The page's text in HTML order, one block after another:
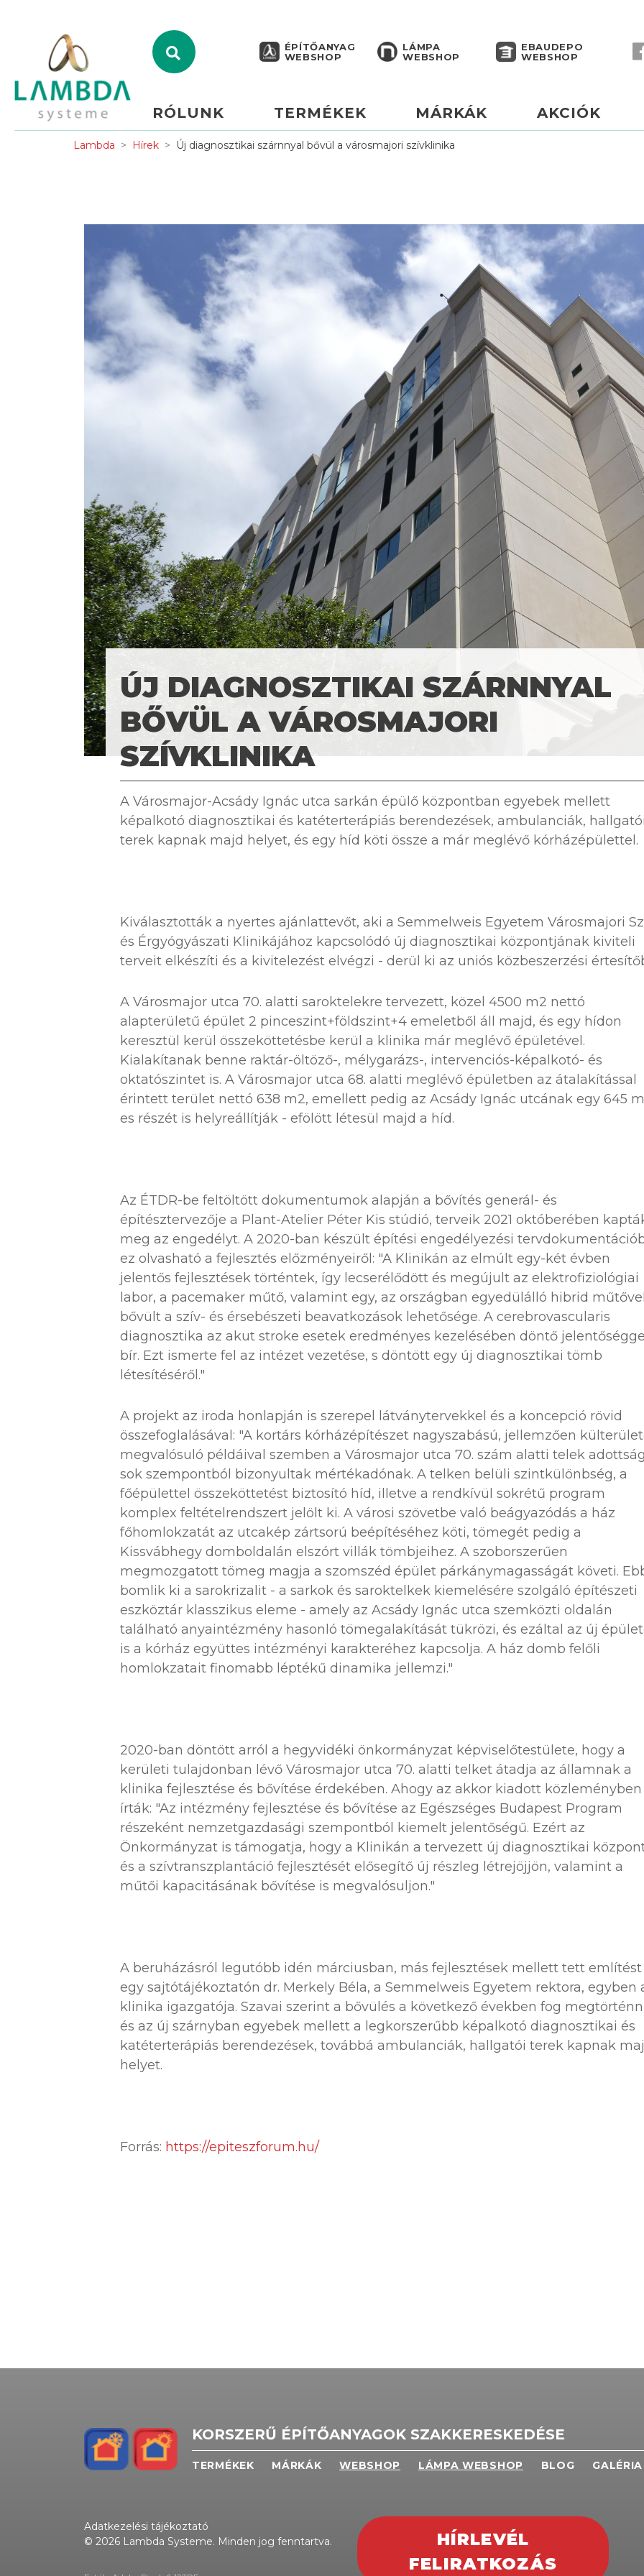
ÉPÍTŐANYAG
WEBSHOP
LÁMPA
WEBSHOP
EBAUDEPO
WEBSHOP
RÓLUNK TERMÉKEK MÁRKÁK AKCIÓK
Lambda Hírek Új diagnosztikai szárnnyal bővül a városmajori szívklinika
ÚJ DIAGNOSZTIKAI SZÁRNNYAL
BŐVÜL A VÁROSMAJORI
SZÍVKLINIKA
A Városmajor-Acsády Ignác utca sarkán épülő központban egyebek mellett
képalkotó diagnosztikai és katéterterápiás berendezések, ambulanciák,
terek kapnak majd helyet, és egy híd köti össze a már meglévő kórházépülettel.
Kiválasztották a nyertes ajánlattevőt, aki a Semmelweis Egyetem Városmajori
és Érgyógyászati Klinikájához kapcsolódó új diagnosztikai központjának kiviteli
terveit elkészíti és a kivitelezést elvégzi - derül ki az uniós közbeszerzési
A Városmajor utca 70. alatti saroktelekre tervezett, közel 4500 m2 nettó
alapterületű épület 2 pinceszint+földszint+4 emeletből áll majd, és egy hídon
keresztül kerül összeköttetésbe kerül a klinika már meglévő épületével.
Kialakítanak benne raktár-öltöző-, mélygarázs-, intervenciós-képalkotó- és
oktatószintet is. A Városmajor utca 68. alatti meglévő épületben az átalakítással
érintett terület nettó 638 m2, emellett pedig az Acsády Ignác utcának egy 645
es részét is helyreállítják - efölött létesül majd a híd.
Az ÉTDR-be feltöltött dokumentumok alapján a bővítés generál- és
építésztervezője a Plant-Atelier Péter Kis stúdió, terveik 2021 októberében
meg az engedélyt. A 2020-ban készült építési engedélyezési
ez olvasható a fejlesztés előzményeiről: "A Klinikán az elmúlt egy-két évben
jelentős fejlesztések történtek, így lecserélődött és megújult az elektrofiziológiai
labor, a pacemaker műtő, valamint egy, az országban egyedülálló hibrid
bővült a szív- és érsebészeti beavatkozások lehetősége. A cerebrovascularis
diagnosztika az akut stroke esetek eredményes kezelésében döntő
bír. Ezt ismerte fel az intézet vezetése, s döntött egy új diagnosztikai tömb
létesítéséről."
A projekt az iroda honlapján is szerepel látványtervekkel és a koncepció rövid
összefoglalásával: "A kortárs kórházépítészet nagyszabású, jellemzően
megvalósuló példáival szemben a Városmajor utca 70. szám alatti telek
sok szempontból bizonyultak mértékadónak. A telken belüli szintkülönbség, a
főépülettel összeköttetést biztosító híd, illetve a rendkívül sokrétű program
komplex feltételrendszert jelölt ki. A városi szövetbe való beágyazódás a ház
főhomlokzatát az utcakép zártsorú beépítéséhez köti, tömegét pedig a
Kissvábhegy domboldalán elszórt villák tömbjeihez. A szoborszerűen
megmozgatott tömeg magja a szomszéd épület párkánymagasságát követi.
bomlik ki a sarokrizalit - a sarkok és saroktelkek kiemelésére szolgáló építészeti
eszköztár klasszikus eleme - amely az Acsády Ignác utca szemközti oldalán
található anyaintézmény hasonló tömegalakítását tükrözi, és ezáltal az új
is a kórház együttes intézményi karakteréhez kapcsolja. A ház domb felőli
homlokzatait finomabb léptékű dinamika jellemzi."
2020-ban döntött arról a hegyvidéki önkormányzat képviselőtestülete, hogy a
kerületi tulajdonban lévő Városmajor utca 70. alatti telket átadja az államnak a
klinika fejlesztése és bővítése érdekében. Ahogy az akkor kiadott közleményben
írták: "Az intézmény fejlesztése és bővítése az Egészséges Budapest Program
részeként nemzetgazdasági szempontból kiemelt jelentőségű. Ezért az
Önkormányzat is támogatja, hogy a Klinikán a tervezett új diagnosztikai
és a szívtranszplantáció fejlesztését elősegítő új részleg létrejöjjön, valamint a
műtői kapacitásának bővítése is megvalósuljon."
A beruházásról legutóbb idén márciusban, más fejlesztések mellett tett említést
egy sajtótájékoztatón dr. Merkely Béla, a Semmelweis Egyetem rektora, egyben
klinika igazgatója. Szavai szerint a bővülés a következő években fog
és az új szárnyban egyebek mellett a legkorszerűbb képalkotó diagnosztikai és
katéterterápiás berendezések, továbbá ambulanciák, hallgatói terek kapnak
helyet.
Forrás: https://epiteszforum.hu/
KORSZERŰ ÉPÍTŐANYAGOK SZAKKERESKEDÉSE
TERMÉKEK MÁRKÁK WEBSHOP LÁMPA WEBSHOP BLOG GALÉRIA
Adatkezelési tájékoztató
© 2026 Lambda Systeme. Minden jog fenntartva.
HÍRLEVÉL
FELIRATKOZÁS